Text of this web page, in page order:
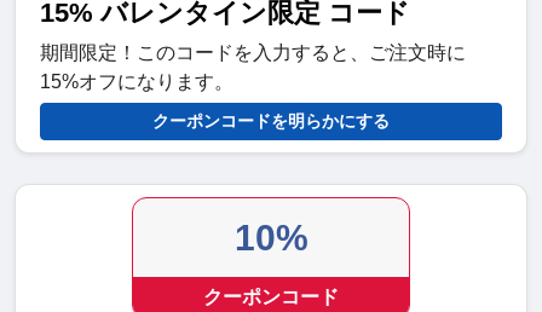
15% バレンタイン限定 コード
期間限定！このコードを入力すると、ご注文時に
15%オフになります。
クーポンコードを明らかにする
10%
クーポンコード